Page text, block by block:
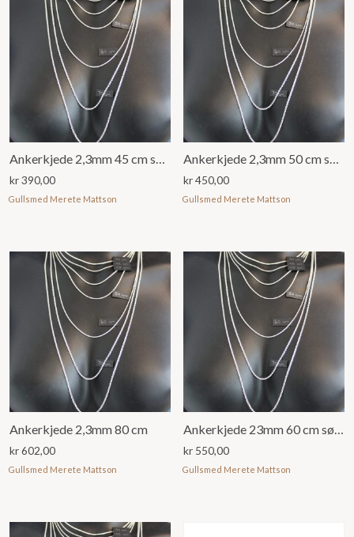
Ankerkjede 2,3mm 45 cm sølv
kr390,00
Gullsmed Merete Mattson
Ankerkjede 2,3mm 50 cm sølv925
kr450,00
Gullsmed Merete Mattson
Ankerkjede 2,3mm 80 cm
kr602,00
Gullsmed Merete Mattson
kr 550,00
Gullsmed Merete Mattson